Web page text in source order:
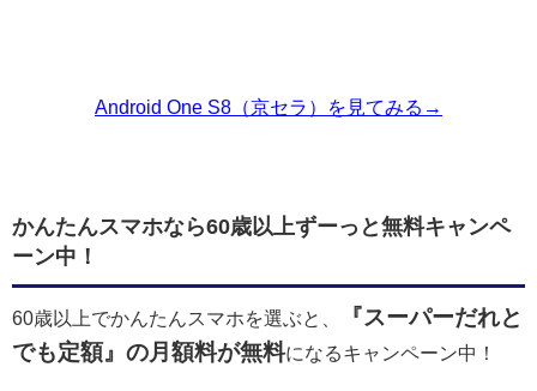
Android One S8（京セラ）を見てみる→
かんたんスマホなら60歳以上ずーっと無料キャンペ
ーン中！
60歳以上でかんたんスマホを選ぶと、
『スーパーだれと
でも定額』の月額料が無料になるキャンペーン中！